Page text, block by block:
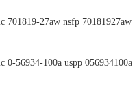
701819-27aw nsfp 70181927aw
0-56934-100a uspp 056934100a